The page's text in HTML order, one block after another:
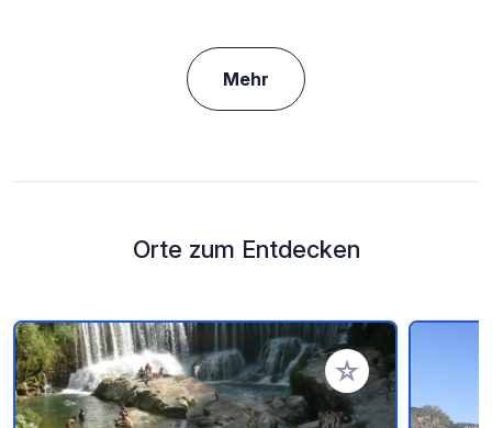
Mehr
Orte zum Entdecken
Zu Ihren Favoriten